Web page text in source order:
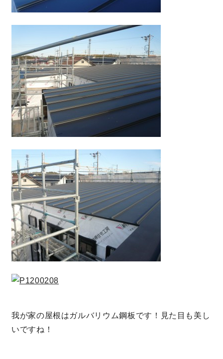
我が家の屋根はガルバリウム鋼板です！見た目も美し
いですね！